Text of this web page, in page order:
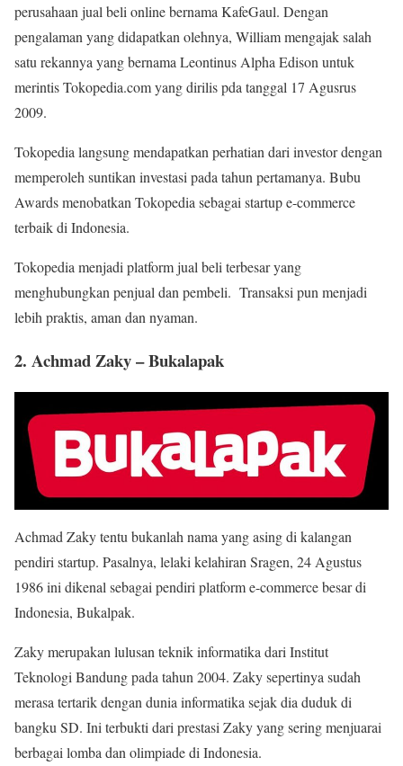
perusahaan jual beli online bernama KafeGaul. Dengan
pengalaman yang didapatkan olehnya, William mengajak salah
satu rekannya yang bernama Leontinus Alpha Edison untuk
merintis Tokopedia.com yang dirilis pda tanggal 17 Agusrus
2009.
Tokopedia langsung mendapatkan perhatian dari investor dengan
memperoleh suntikan investasi pada tahun pertamanya. Bubu
Awards menobatkan Tokopedia sebagai startup e-commerce
terbaik di Indonesia.
Tokopedia menjadi platform jual beli terbesar yang
menghubungkan penjual dan pembeli. Transaksi pun menjadi
lebih praktis, aman dan nyaman.
2. Achmad Zaky – Bukalapak
Achmad Zaky tentu bukanlah nama yang asing di kalangan
pendiri startup. Pasalnya, lelaki kelahiran Sragen, 24 Agustus
1986 ini dikenal sebagai pendiri platform e-commerce besar di
Indonesia, Bukalpak.
Zaky merupakan lulusan teknik informatika dari Institut
Teknologi Bandung pada tahun 2004. Zaky sepertinya sudah
merasa tertarik dengan dunia informatika sejak dia duduk di
bangku SD. Ini terbukti dari prestasi Zaky yang sering menjuarai
berbagai lomba dan olimpiade di Indonesia.